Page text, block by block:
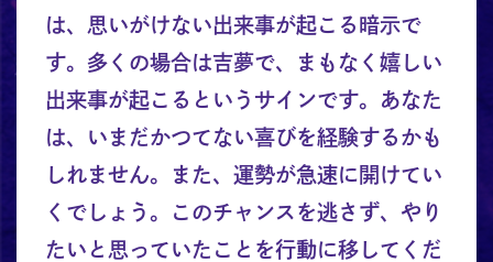
は、思いがけない出来事が起こる暗示で
す。多くの場合は吉夢で、まもなく嬉しい
出来事が起こるというサインです。あなた
は、いまだかつてない喜びを経験するかも
しれません。また、運勢が急速に開けてい
くでしょう。このチャンスを逃さず、やり
たいと思っていたことを行動に移してくだ